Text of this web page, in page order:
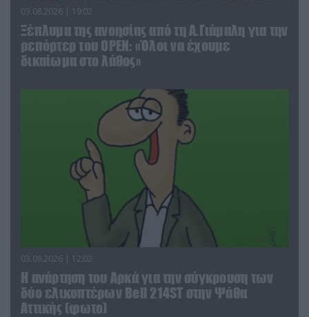
03.08.2026 | 19:02
Ξέπλυμα της ανοησίας από τη Α.Γιάμαλη για την
ρεπόρτερ του ΟΡΕΝ: «Όλοι να έχουμε
δικαίωμα στο λάθος»
03.08.2026 | 12:02
Η ανάρτηση του Αρκά για την σύγκρουση των
δύο ελικοπτέρων Bell 214ST στην Ψάθα
Αττικής (φωτο)